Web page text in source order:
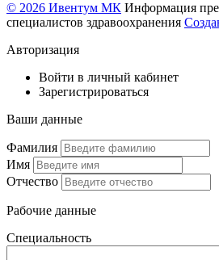
© 2026 Ивентум МК Информация
специалистов здравоохранения
Авторизация
Войти в личный кабинет
Зарегистрироваться
Ваши данные
Фамилия
Имя
Отчество
Рабочие данные
Специальность